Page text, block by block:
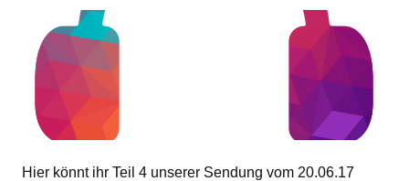
Hier könnt ihr Teil 4 unserer Sendung vom 20.06.17